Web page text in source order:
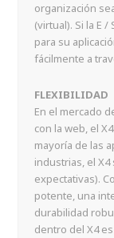
organización
(virtual). Si la E
para su
fácilmente a
FLEXIBILIDAD
En el mercado
con la web, el
mayoría de las
industrias, el
expectativas).
potente, una
durabilidad
dentro del X4